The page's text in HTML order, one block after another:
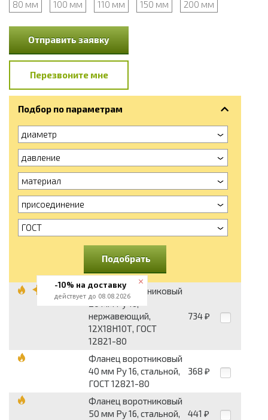
80 мм
100 мм 110 мм 150 мм 200 мм
Отправить заявку
Перезвоните мне
Подбор по параметрам
диаметр
давление
материал
присоединение
ГОСТ
Подобрать
Фланец воротниковый
20 мм Pу 16,
нержавеющий,
12Х18Н10Т, ГОСТ
12821-80
734 ₽
Фланец воротниковый
40 мм Pу 16, стальной,
ГОСТ 12821-80
368 ₽
Фланец воротниковый
50 мм Pу 16, стальной,
441 ₽
-10% на доставку
действует до 08.08.2026